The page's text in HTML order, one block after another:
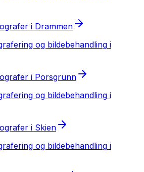
i Drammen
og bildebehandling i
i Porsgrunn
og bildebehandling i
i Skien
og bildebehandling i